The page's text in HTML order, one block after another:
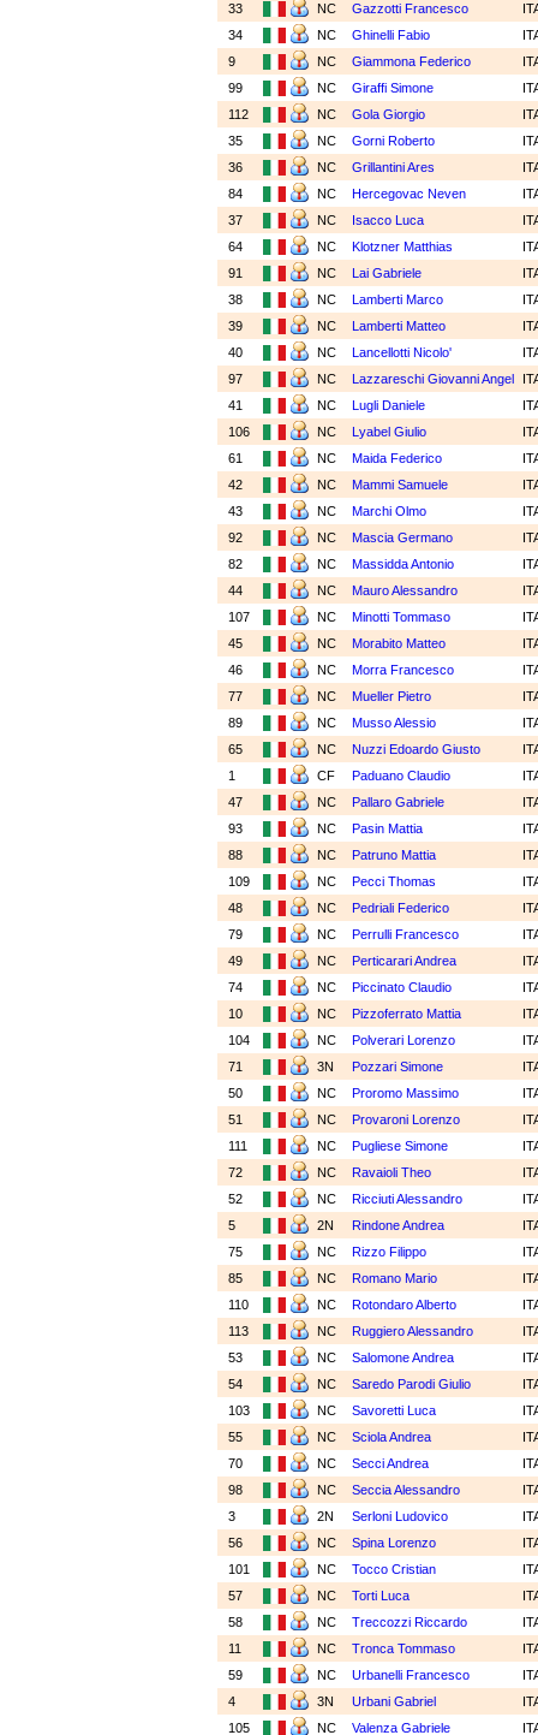
33
NC Gazzotti Francesco
34
NC Ghinelli Fabio
9
NC Giammona Federico
99
NC Giraffi Simone
112
NC Gola Giorgio
35
NC Gorni Roberto
36
NC Grillantini Ares
84
NC Hercegovac Neven
37
NC Isacco Luca
64
NC Klotzner Matthias
91
NC Lai Gabriele
38
NC Lamberti Marco
39
NC Lamberti Matteo
40
NC Lancellotti Nicolo'
97
NC Lazzareschi Giovanni Angel
41
NC Lugli Daniele
106
NC Lyabel Giulio
61
NC Maida Federico
42
NC Mammi Samuele
43
NC Marchi Olmo
92
NC Mascia Germano
82
NC Massidda Antonio
44
NC Mauro Alessandro
107
NC Minotti Tommaso
45
NC Morabito Matteo
46
NC Morra Francesco
77
NC Mueller Pietro
89
NC Musso Alessio
65
NC Nuzzi Edoardo Giusto
1
CF Paduano Claudio
47
NC Pallaro Gabriele
93
NC Pasin Mattia
88
NC Patruno Mattia
109
NC Pecci Thomas
48
NC Pedriali Federico
79
NC Perrulli Francesco
49
NC Perticarari Andrea
74
NC Piccinato Claudio
10
NC Pizzoferrato Mattia
104
NC Polverari Lorenzo
71
3N Pozzari Simone
50
NC Proromo Massimo
51
NC Provaroni Lorenzo
111
NC Pugliese Simone
72
NC Ravaioli Theo
52
NC Ricciuti Alessandro
5
2N Rindone Andrea
75
NC Rizzo Filippo
85
NC Romano Mario
110
NC Rotondaro Alberto
113
NC Ruggiero Alessandro
53
NC Salomone Andrea
54
NC Saredo Parodi Giulio
103
NC Savoretti Luca
55
NC Sciola Andrea
70
NC Secci Andrea
98
NC Seccia Alessandro
3
2N Serloni Ludovico
56
NC Spina Lorenzo
101
NC Tocco Cristian
57
NC Torti Luca
58
NC Treccozzi Riccardo
11
NC Tronca Tommaso
59
NC Urbanelli Francesco
4
3N Urbani Gabriel
105
NC Valenza Gabriele